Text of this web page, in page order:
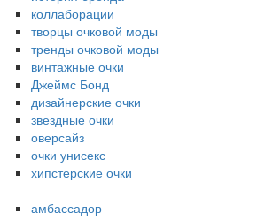
коллаборации
творцы очковой моды
тренды очковой моды
винтажные очки
Джеймс Бонд
дизайнерские очки
звездные очки
оверсайз
очки унисекс
хипстерские очки
амбассадор